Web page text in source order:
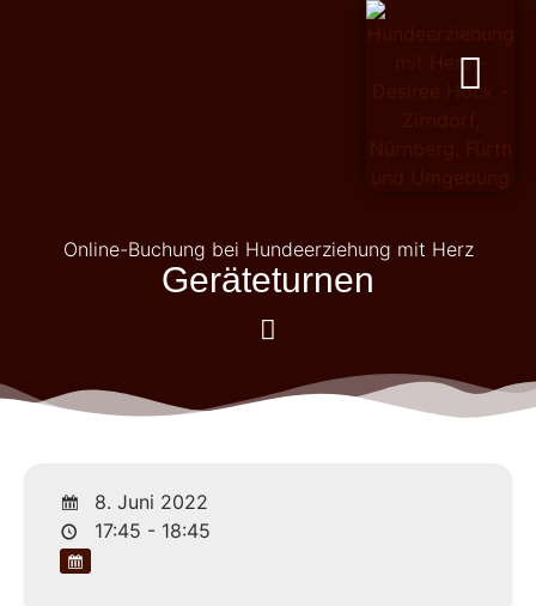
Online-Buchung bei Hundeerziehung mit Herz
Geräteturnen
8. Juni 2022
17:45 - 18:45